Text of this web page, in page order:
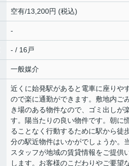
空有/13,200円 (税込)
-
- / 16戸
一般媒介
近くに始発駅があると電車に座りや
ので楽に通勤ができます。敷地内ご
き場のある物件なので、ゴミ出しが
す。陽当たりの良い物件です。朝に
ることなく行動するために駅から徒
分の駅近物件はいかがでしょうか。
スタッフが地域の賃貸情報をご提供
します。お客様のこだわりやご要望